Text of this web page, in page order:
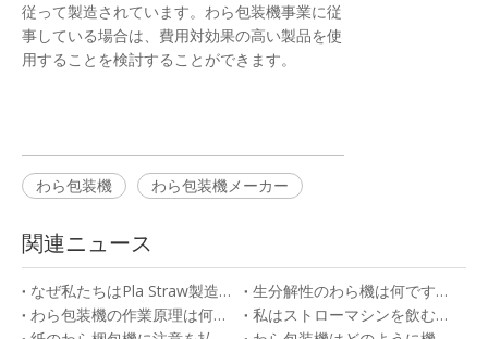
従って製造されています。わら包装機事業に従
事している場合は、費用対効果の高い製品を使
用することを検討することができます。
わら包装機 わら包装機メーカー
関連ニュース
なぜ私たちはPla Straw製造機を選ぶのですか？
生分解性のわら機は何ですか？
わら包装機の作業原理は何ですか？
私はストローマシンを飲むことについてどこで学ぶべきですか？